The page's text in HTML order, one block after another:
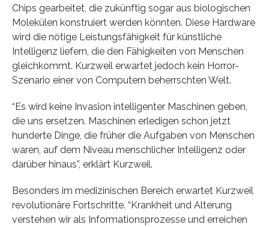
Chips gearbeitet, die zukünftig sogar aus biologischen
Molekülen konstruiert werden könnten. Diese Hardware
wird die nötige Leistungsfähigkeit für künstliche
Intelligenz liefern, die den Fähigkeiten von Menschen
gleichkommt. Kurzweil erwartet jedoch kein Horror-
Szenario einer von Computern beherrschten Welt.
“Es wird keine Invasion intelligenter Maschinen geben,
die uns ersetzen. Maschinen erledigen schon jetzt
hunderte Dinge, die früher die Aufgaben von Menschen
waren, auf dem Niveau menschlicher Intelligenz oder
darüber hinaus”, erklärt Kurzweil.
Besonders im medizinischen Bereich erwartet Kurzweil
revolutionäre Fortschritte. “Krankheit und Alterung
verstehen wir als Informationsprozesse und erreichen